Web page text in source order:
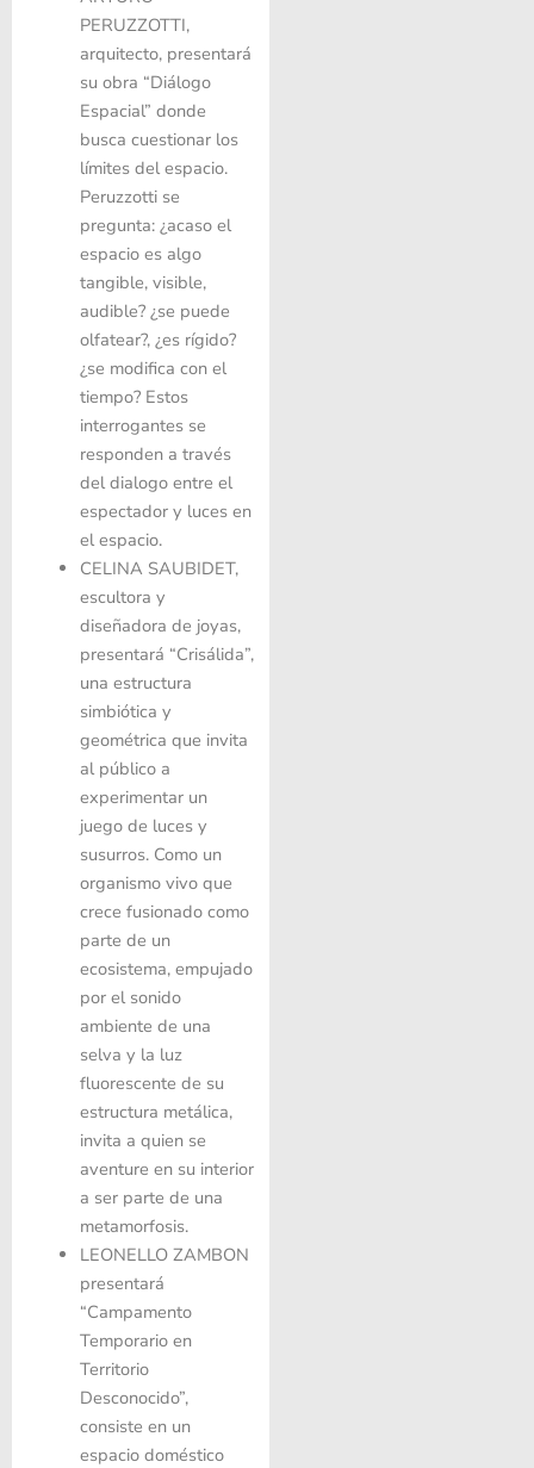
PERUZZOTTI,
arquitecto, presentará
su obra “Diálogo
Espacial” donde
busca cuestionar los
límites del espacio.
Peruzzotti se
pregunta: ¿acaso el
espacio es algo
tangible, visible,
audible? ¿se puede
olfatear?, ¿es rígido?
¿se modifica con el
tiempo? Estos
interrogantes se
responden a través
del dialogo entre el
espectador y luces en
el espacio.
CELINA SAUBIDET,
escultora y
diseñadora de joyas,
presentará “Crisálida”,
una estructura
simbiótica y
geométrica que invita
al público a
experimentar un
juego de luces y
susurros. Como un
organismo vivo que
crece fusionado como
parte de un
ecosistema, empujado
por el sonido
ambiente de una
selva y la luz
fluorescente de su
estructura metálica,
invita a quien se
aventure en su interior
a ser parte de una
metamorfosis.
LEONELLO ZAMBON
presentará
“Campamento
Temporario en
Territorio
Desconocido”,
consiste en un
espacio doméstico